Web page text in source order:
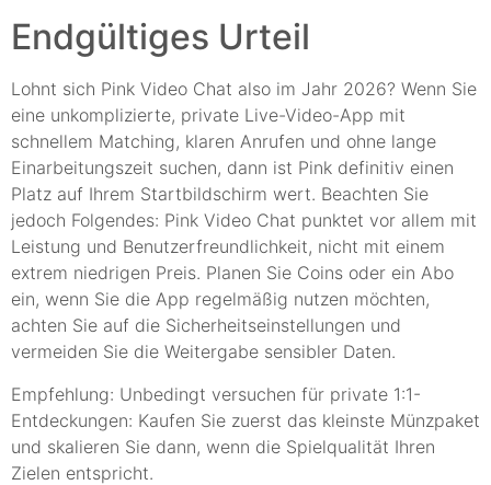
Endgültiges Urteil
Lohnt sich Pink Video Chat also im Jahr 2026? Wenn Sie
eine unkomplizierte, private Live-Video-App mit
schnellem Matching, klaren Anrufen und ohne lange
Einarbeitungszeit suchen, dann ist Pink definitiv einen
Platz auf Ihrem Startbildschirm wert. Beachten Sie
jedoch Folgendes: Pink Video Chat punktet vor allem mit
Leistung und Benutzerfreundlichkeit, nicht mit einem
extrem niedrigen Preis. Planen Sie Coins oder ein Abo
ein, wenn Sie die App regelmäßig nutzen möchten,
achten Sie auf die Sicherheitseinstellungen und
vermeiden Sie die Weitergabe sensibler Daten.
Empfehlung: Unbedingt versuchen für private 1:1-
Entdeckungen: Kaufen Sie zuerst das kleinste Münzpaket
und skalieren Sie dann, wenn die Spielqualität Ihren
Zielen entspricht.